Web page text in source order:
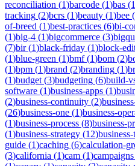
reconciliation (1)barcode (1)bas (1
tracking (2)bcrs (1)beauty (1)bee (
of-breed (1)best-practices (6)bi-
(1)big-4 (1)bigcommerce (3)
(7)bir(1)black-friday (1)block-
(1)blue-green (1)bmf(1)bom (2)
(1)bpm (1)brand (2)branding (1)
(1)budget (3)budgeting (6)build-
software (1)business-apps (1)
(2)business-continuity (2)
(26)business-one (1)business-
(1)business-process (8)business-
(1)business-strategy (12)
guide (1)caching (6)calculation-
(3)california (1)cam (1)campaigns